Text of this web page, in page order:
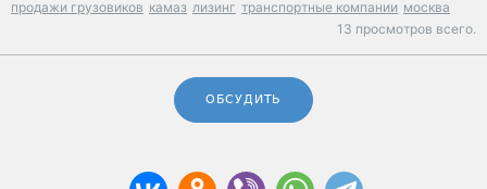
продажи грузовиков камаз лизинг транспортные компании москва
13 просмотров всего.
ОБСУДИТЬ